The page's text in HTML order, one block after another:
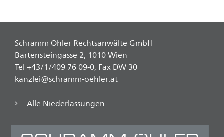
Schramm Öhler Rechtsanwälte GmbH
Bartensteingasse 2, 1010 Wien
Tel +43/1/409 76 09-0, Fax DW 30
kanzlei@schramm-oehler.at
Alle Niederlassungen